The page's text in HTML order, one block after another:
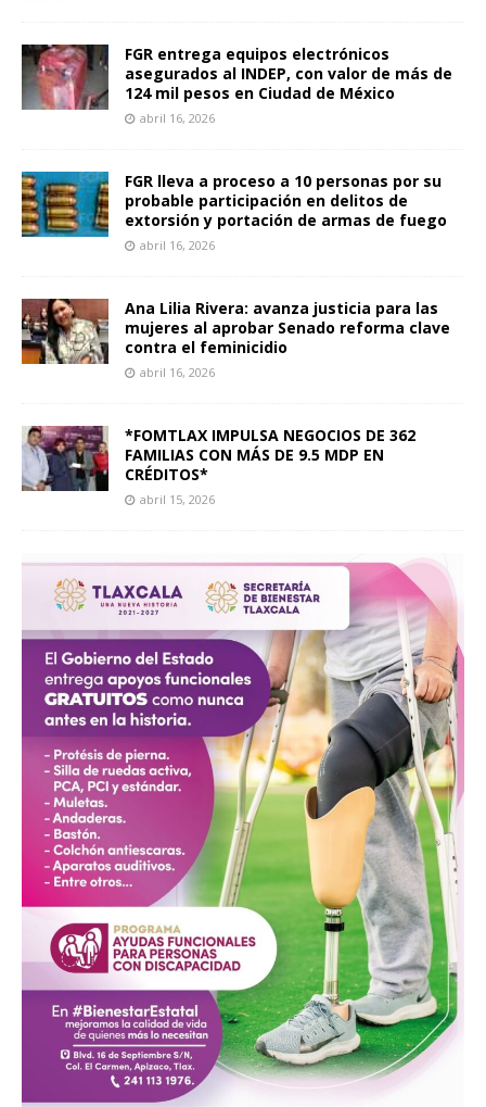
FGR entrega equipos electrónicos
asegurados al INDEP, con valor de más de
124 mil pesos en Ciudad de México
abril 16, 2026
FGR lleva a proceso a 10 personas por su
probable participación en delitos de
extorsión y portación de armas de fuego
abril 16, 2026
Ana Lilia Rivera: avanza justicia para las
mujeres al aprobar Senado reforma clave
contra el feminicidio
abril 16, 2026
*FOMTLAX IMPULSA NEGOCIOS DE 362
FAMILIAS CON MÁS DE 9.5 MDP EN
CRÉDITOS*
abril 15, 2026